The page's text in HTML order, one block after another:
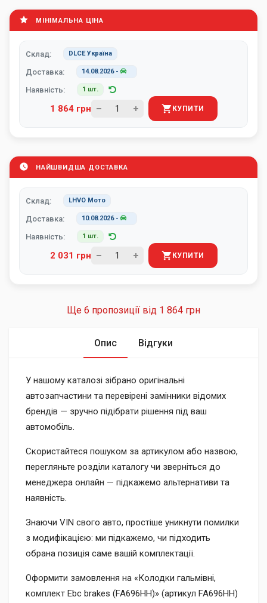
МІНІМАЛЬНА ЦІНА
Склад: DLCE Україна
Доставка: 14.08.2026-
Наявність: 1 шт.
1 864 грн КУПИТИ
НАЙШВИДША ДОСТАВКА
Склад: LHVO Мото
Доставка: 10.08.2026-
Наявність: 1 шт.
2 031 грн КУПИТИ
Ще 6 пропозиції від 1 864 грн
Опис Відгуки
У нашому каталозі зібрано оригінальні
автозапчастини та перевірені замінники відомих
брендів — зручно підібрати рішення під ваш
автомобіль.
Скористайтеся пошуком за артикулом або назвою,
перегляньте розділи каталогу чи зверніться до
менеджера онлайн — підкажемо альтернативи та
наявність.
Знаючи VIN свого авто, простіше уникнути помилки
з модифікацією: ми підкажемо, чи підходить
обрана позиція саме вашій комплектації.
Оформити замовлення на «Колодки гальмівні,
комплект Ebc brakes (FA696HH)» (артикул FA696HH)